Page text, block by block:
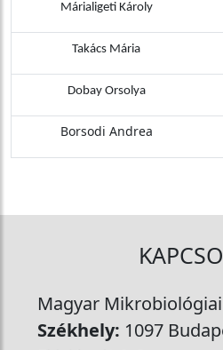
Márialigeti Károly
Takács Mária
Dobay Orsolya
Borsodi Andrea
Magyar
Székhely: 1097